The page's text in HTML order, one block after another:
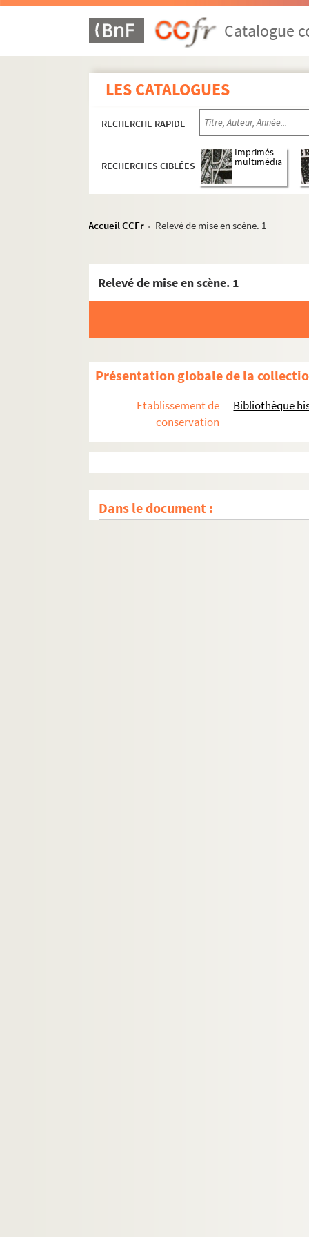
Catalogue
LES CATALOGUES
RECHERCHE RAPIDE
RECHERCHES CIBLÉES
Imprimés
multimédia
Accueil CCFr > Relevé de mise en scène. 1
Relevé de mise en scène. 1
Présentation globale de la
Etablissement de
conservation
Bibliothèque
Dans le document :